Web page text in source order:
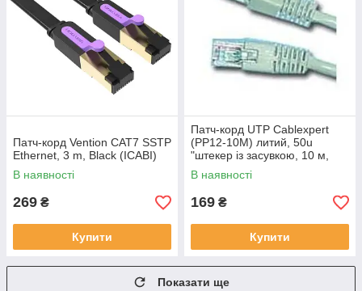
Патч-корд Vention CAT7 SSTP
Ethernet, 3 m, Black (ICABI)
В наявності
269 ₴
Купити
Патч-корд UTP Cablexpert
(PP12-10M) литий, 50u
"штекер із засувкою, 10 м,
сірий
В наявності
169 ₴
Купити
Показати ще